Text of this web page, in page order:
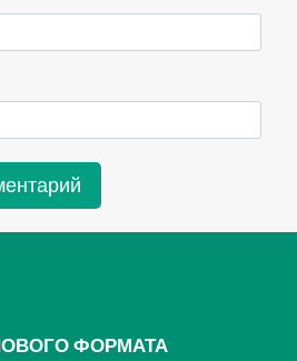
ФОРМАТА